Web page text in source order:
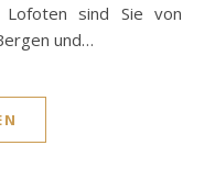
sind Sie von
und…